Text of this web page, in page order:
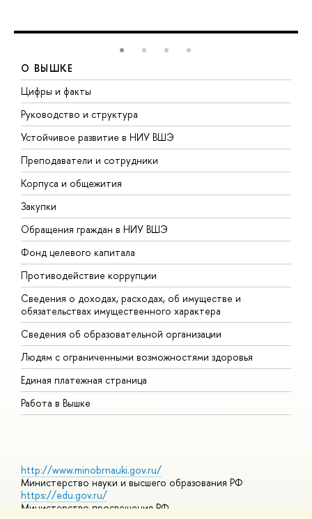
О ВЫШКЕ
Цифры и факты
Руководство и структура
Устойчивое развитие в НИУ ВШЭ
Преподаватели и сотрудники
Корпуса и общежития
Закупки
Обращения граждан в НИУ ВШЭ
Фонд целевого капитала
Противодействие коррупции
Сведения о доходах, расходах, об имуществе и
обязательствах имущественного характера
Сведения об образовательной организации
Людям с ограниченными возможностями здоровья
Единая платежная страница
Работа в Вышке
http://www.minobrnauki.gov.ru/
Министерство науки и высшего образования РФ
https://edu.gov.ru/
Министерство просвещения РФ